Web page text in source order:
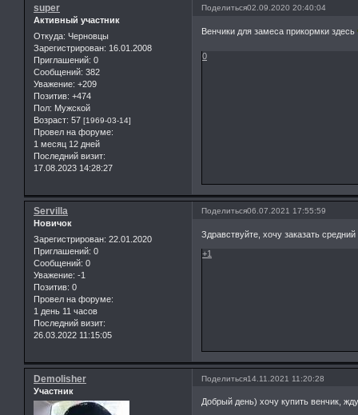
Поделиться02.09.2020 20:40:04
super
Активный участник
Откуда: Черновцы
Зарегистрирован: 16.01.2008
Приглашений: 0
Сообщений: 382
Уважение: +209
Позитив: +474
Пол: Мужской
Возраст: 57 [1969-03-14]
Провел на форуме:
1 месяц 12 дней
Последний визит:
17.08.2023 14:28:27
Венчики для замеса прикормки здесь
0
Поделиться06.07.2021 17:55:59
Servilla
Новичок
Зарегистрирован: 22.01.2020
Приглашений: 0
Сообщений: 0
Уважение: -1
Позитив: 0
Провел на форуме:
1 день 11 часов
Последний визит:
26.03.2022 11:15:05
Здравствуйте, хочу заказать
+1
Поделиться14.11.2021 11:20:28
Demolisher
Участник
Добрый день) хочу купить венчик,